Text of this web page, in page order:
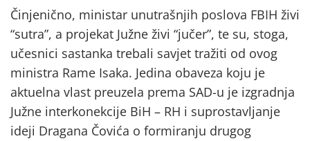
Činjenično, ministar unutrašnjih poslova FBIH živi
“sutra”, a projekat Južne živi “jučer”, te su, stoga,
učesnici sastanka trebali savjet tražiti od ovog
ministra Rame Isaka. Jedina obaveza koju je
aktuelna vlast preuzela prema SAD-u je izgradnja
Južne interkonekcije BiH – RH i suprostavljanje
ideji Dragana Čovića o formiranju drugog